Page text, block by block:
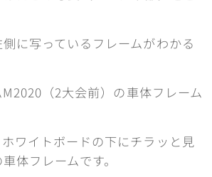
に写っているフレームがわかる
（2大会前）の車体フレーム
ワイトボードの下にチラッと見
体フレームです。